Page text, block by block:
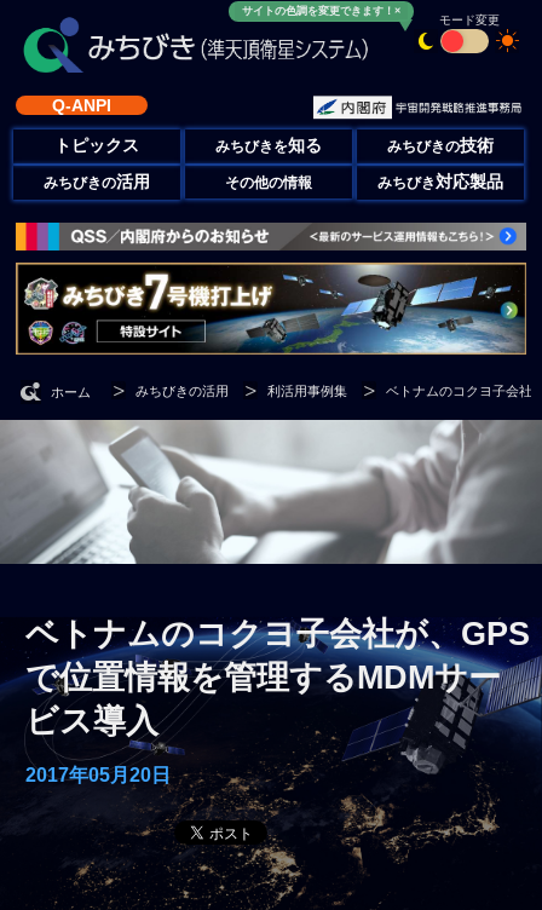
サイトの色調を変更できます！×
モード変更
Q-ANPI
トピックス みちびきを知る みちびきの技術
みちびきの活用 その他の情報 みちびき対応製品
ホーム みちびきの活用 利活用事例集 ベトナムのコクヨ子会社
ベトナムのコクヨ子会社が、GPS
で位置情報を管理するMDMサー
ビス導入
2017年05月20日